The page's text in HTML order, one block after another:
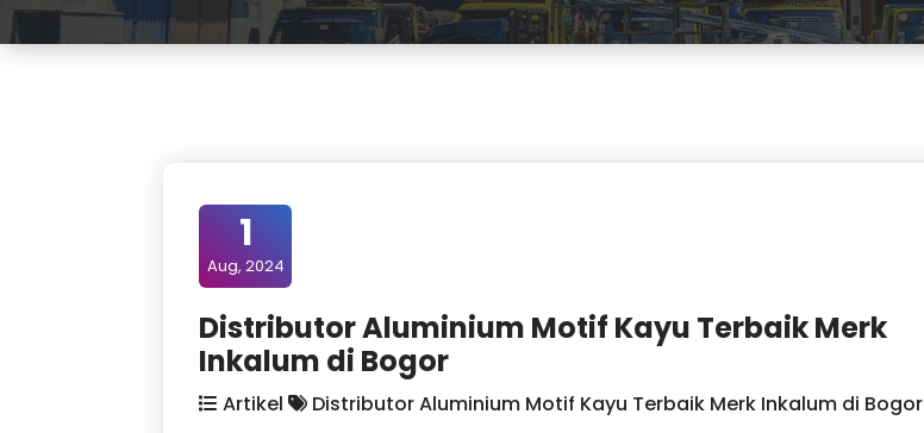
1
Aug, 2024
Distributor Aluminium Motif Kayu Terbaik Merk
Inkalum di Bogor
Artikel Distributor Aluminium Motif Kayu Terbaik Merk Inkalum di Bogor